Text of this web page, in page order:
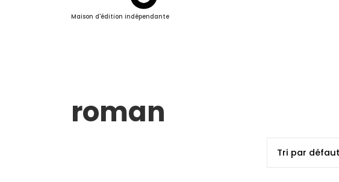
Maison d'édition indépendante
roman